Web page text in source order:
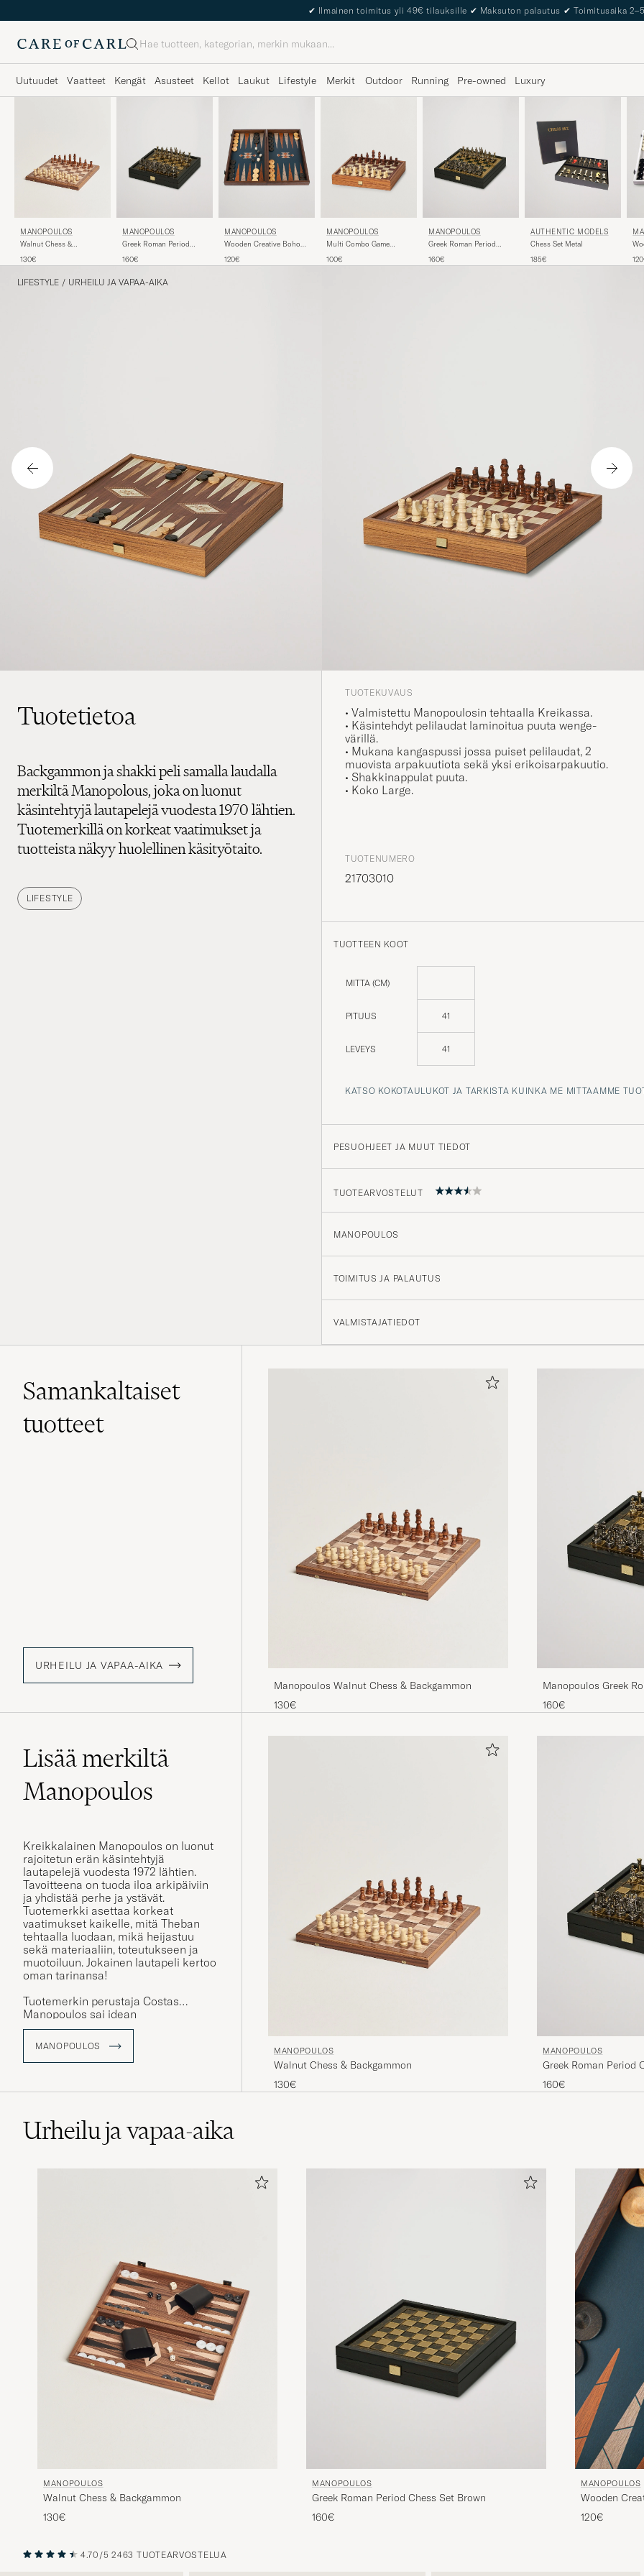
The Care of Carl Passport
Haku
Uutuudet Vaatteet Kengät Asusteet Kellot Laukut Lifestyle Merkit Outdoor Running Pre-owned Luxury
MANOPOULOS
Walnut Chess &
130€
MANOPOULOS
Greek Roman Period
160€
MANOPOULOS
Wooden Creative Boho
120€
MANOPOULOS
Multi Combo Game
100€
MANOPOULOS
Greek Roman Period
160€
AUTHENTIC MODELS
Chess Set Metal
185€
LIFESTYLE / URHEILU JA VAPAA-AIKA
Tuotetietoa
Backgammon ja shakki peli samalla laudalla
merkiltä Manopolous, joka on luonut
käsintehtyjä lautapelejä vuodesta 1970 lähtien.
Tuotemerkillä on korkeat vaatimukset ja
tuotteista näkyy huolellinen käsityötaito.
LIFESTYLE
TUOTEKUVAUS
• Valmistettu Manopoulosin tehtaalla Kreikassa.
• Käsintehdyt pelilaudat laminoitua puuta wenge-
värillä.
• Mukana kangaspussi jossa puiset pelilaudat, 2
muovista arpakuutiota sekä yksi erikoisarpakuutio.
• Shakkinappulat puuta.
• Koko Large.
TUOTENUMERO
21703010
TUOTTEEN KOOT
MITTA (CM)
PITUUS 41
LEVEYS 41
KATSO KOKOTAULUKOT JA TARKISTA KUINKA ME MITTAAMME
PESUOHJEET JA MUUT TIEDOT
TUOTEARVOSTELUT
The chess pieces are made of plastic. It does not
OSTETTU OSOITTEESSA CAREOFCARL.SE
MANOPOULOS
TOIMITUS JA PALAUTUS
VALMISTAJATIEDOT
Samankaltaiset
tuotteet
URHEILU JA VAPAA-AIKA
Manopoulos Walnut Chess & Backgammon
130€
Manopoulos Greek
Brown
160€
Lisää merkiltä
Manopoulos
Kreikkalainen Manopoulos on luonut
rajoitetun erän käsintehtyjä
lautapelejä vuodesta 1972 lähtien.
Tavoitteena on tuoda iloa arkipäiviin
ja yhdistää perhe ja ystävät.
Tuotemerkki asettaa korkeat
vaatimukset kaikelle, mitä Theban
tehtaalla luodaan, mikä heijastuu
sekä materiaaliin, toteutukseen ja
muotoiluun. Jokainen lautapeli kertoo
oman tarinansa!
Tuotemerkin perustaja Costas
Manopoulos sai idean
Manopoulokseen nuorella iällä, kun
hän kiinnitti huomiota isänsä
riemuun, kun hän sai koottua kaikki
ystävät kasaan ja pääsi pelaamaan
jälkeen. 21-vuotiaana Costas loi
opintojensa ohella Ateenassa, mutta
päätti pian omistautua koko
sydämestään harrastukselleen.
MANOPOULOS MANOPOULOS
Walnut Chess & Backgammon
130€
MANOPOULOS
Greek Roman Period
160€
Urheilu ja vapaa-aika
MANOPOULOS
Walnut Chess & Backgammon
130€
MANOPOULOS
Greek Roman Period Chess Set Brown
160€
MANOPOULOS
Wooden
120€
4.70/5 2463 TUOTEARVOSTELUA